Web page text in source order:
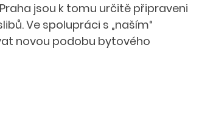
jsou k tomu určitě připraveni
Ve spolupráci s „naším“
novou podobu bytového